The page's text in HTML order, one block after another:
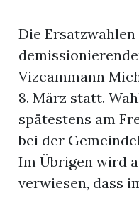
Stellen
E-
Paper
Newsletter
Die
Vizeammann
8. März statt.
spätestens am
bei der
Im Übrigen wird
verwiesen, dass